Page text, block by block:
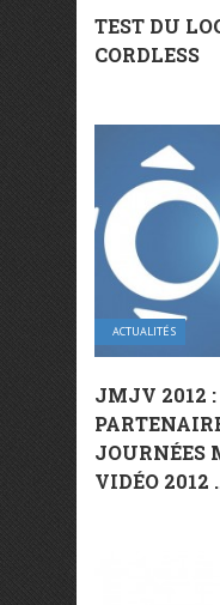
TEST DU
CORDLESS
ACTUALITÉS
JMJV 2012 :
JOURNÉES
VIDÉO 2012